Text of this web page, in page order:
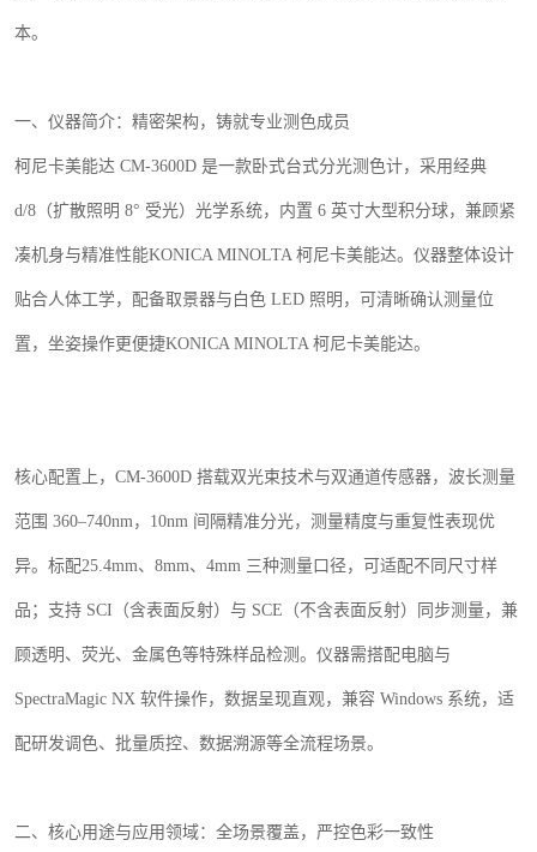
本。
一、仪器简介：精密架构，铸就专业测色成员
柯尼卡美能达 CM-3600D 是一款卧式台式分光测色计，采用经典
d/8 （扩散照明 8° 受光）光学系统，内置 6 英寸大型积分球，兼顾紧
凑机身与精准性能KONICA MINOLTA 柯尼卡美能达。仪器整体设计
贴合人体工学，配备取景器与白色 LED 照明，可清晰确认测量位
置，坐姿操作更便捷KONICA MINOLTA 柯尼卡美能达。
核心配置上， CM-3600D 搭载双光束技术与双通道传感器，波长测量
范围 360–740nm， 10nm 间隔精准分光，测量精度与重复性表现优
异。标配25.4mm、 8mm、 4mm 三种测量口径，可适配不同尺寸样
品；支持 SCI （含表面反射）与 SCE （不含表面反射）同步测量，兼
顾透明、荧光、金属色等特殊样品检测。仪器需搭配电脑与
SpectraMagic NX 软件操作，数据呈现直观，兼容 Windows 系统，适
配研发调色、批量质控、数据溯源等全流程场景。
二、核心用途与应用领域：全场景覆盖，严控色彩一致性